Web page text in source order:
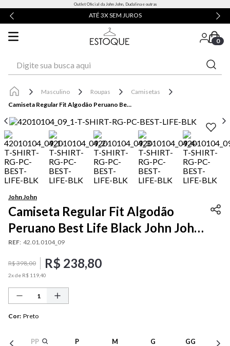
Outlet Oficial da John John, Dudalina e outras
ATÉ 3X SEM JUROS
0
Masculino Roupas
Camisetas
Camiseta Regular Fit Algodão Peruano Best Life Black John John Masculina
John John
Camiseta Regular Fit Algodão
Peruano Best Life Black John John
Masculina
REF: 42.01.0104_09
R$398,00 R$ 238,80
2x de R$ 11940
Cor: Preto
PP P M G GG